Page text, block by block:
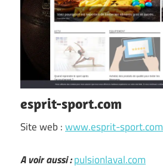
esprit-sport.com
Site web :www.esprit-sport.com
A voir aussi :pulsionlaval.com